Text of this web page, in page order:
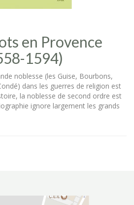
en Provence
1594)
noblesse (les Guise, Bourbons,
dans les guerres de religion est
la noblesse de second ordre est
ignore largement les grands